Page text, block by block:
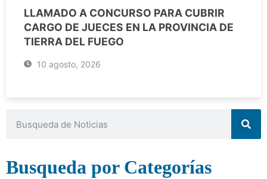
LLAMADO A CONCURSO PARA CUBRIR
CARGO DE JUECES EN LA PROVINCIA DE
TIERRA DEL FUEGO
10 agosto, 2026
Busqueda por Categorías